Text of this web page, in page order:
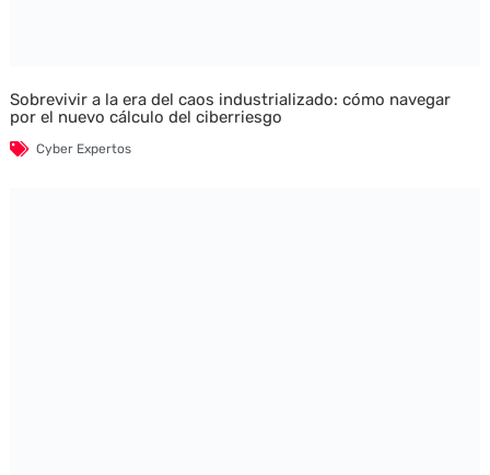
Sobrevivir a la era del caos industrializado: cómo navegar
por el nuevo cálculo del ciberriesgo
Cyber Expertos